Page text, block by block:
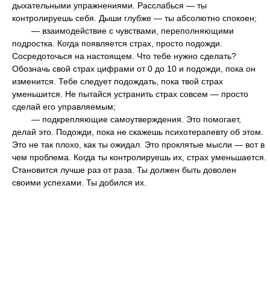
дыхательными упражнениями. Расслабься — ты
контролируешь себя. Дыши глубже — ты абсолютно спокоен;
— взаимодействие с чувствами, переполняющими
подростка. Когда появляется страх, просто подожди.
Сосредоточься на настоящем. Что тебе нужно сделать?
Обозначь свой страх цифрами от 0 до 10 и подожди, пока он
изменится. Тебе следует подождать, пока твой страх
уменьшится. Не пытайся устранить страх совсем — просто
сделай его управляемым;
— подкрепляющие самоутверждения. Это помогает,
делай это. Подожди, пока не скажешь психотерапевту об этом.
Это не так плохо, как ты ожидал. Это проклятые мысли — вот в
чем проблема. Когда ты контролируешь их, страх уменьшается.
Становится лучше раз от раза. Ты должен быть доволен
своими успехами. Ты добился их.